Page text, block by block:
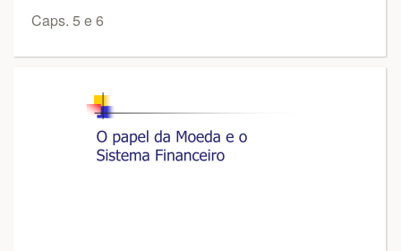
Caps. 5 e 6